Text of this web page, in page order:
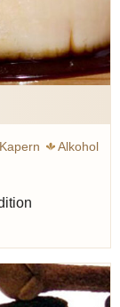
Kapern Alkohol